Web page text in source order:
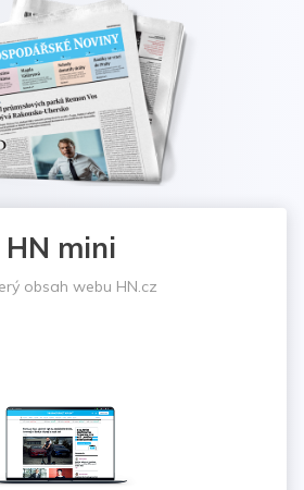
HN mini
obsah webu HN.cz